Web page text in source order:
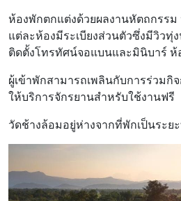
ห้องพักตกแต่งด้วยผลงานหัตถกรร
แต่ละห้องมีระเบียงส่วนตัวซึ่งมีวิวทุ่
ติดตั้งโทรทัศน์จอแบนและมินิบาร์ ห้
ผู้เข้าพักสามารถเพลินกับการร่วมกิ
ให้บริการจักรยานสำหรับใช้งานฟรี
วัดช้างล้อมอยู่ห่างจากที่พักเป็นระย